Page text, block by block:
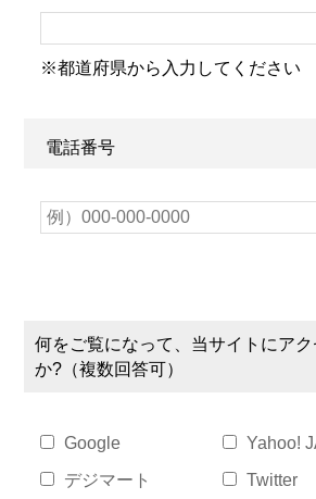
※都道府県から入力してください
電話番号
何をご覧になって、当サイトにア
か?（複数回答可）
Google
Yahoo!
デジマート
Twitter